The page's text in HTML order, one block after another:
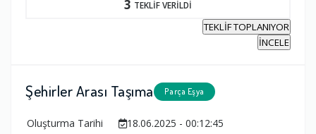
3 TEKLİF VERİLDİ
TEKLİF TOPLANIYOR
İNCELE
Şehirler Arası Taşıma Parça Eşya
Oluşturma Tarihi
18.06.2025 - 00:12:45